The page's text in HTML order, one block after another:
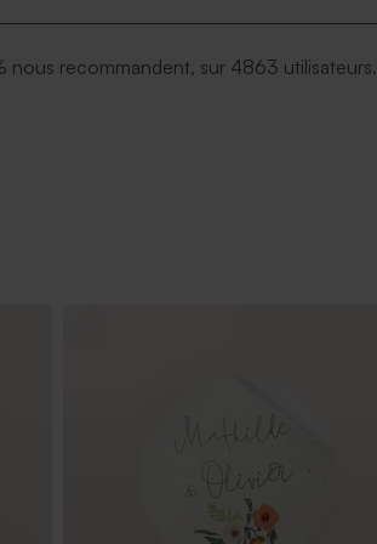
nous recommandent, sur 4863 utilisateurs.